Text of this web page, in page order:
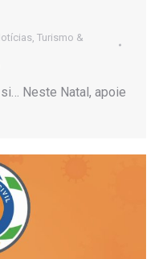
, Turismo &
si… Neste Natal, apoie